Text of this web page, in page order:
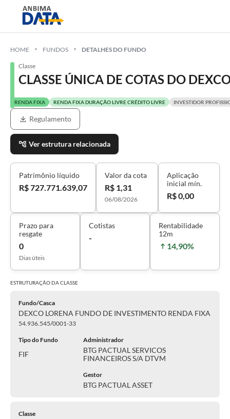
HOME FUNDOS DETALHES DO FUNDO
Classe
CLASSE ÚNICA DE COTAS DO
RENDA FIXA RENDA FIXA DURAÇÃO LIVRE CRÉDITO LIVRE INVESTIDOR
Regulamento
Ver estrutura relacionada
Patrimônio líquido
R$ 727.771.639,07
Valor da cota
R$ 1,31
06/08/2026
Aplicação
inicial mín.
R$ 0,00
Prazo para
resgate
0
Dias úteis
Cotistas
-
Rentabilidade
12m
14,90%
ESTRUTURAÇÃO DACLASSE
Fundo/Casca
DEXCO LORENA FUNDO DE INVESTIMENTO RENDA FIXA
54.936.545/0001-33
Tipo do Fundo
FIF
Administrador
BTG PACTUAL SERVICOS
FINANCEIROS S/A DTVM
Gestor
BTG PACTUAL ASSET
Classe